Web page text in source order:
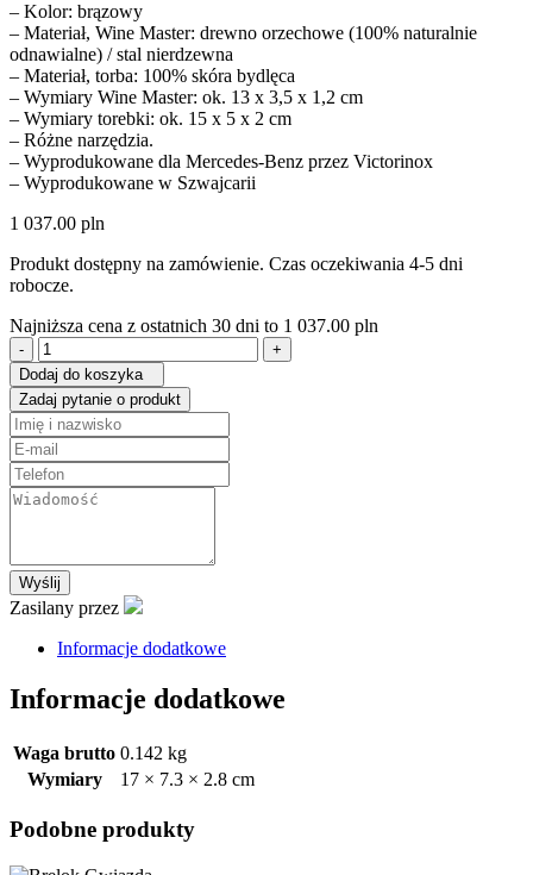
– Kolor: brązowy
– Materiał, Wine Master: drewno orzechowe (100% naturalnie
odnawialne) / stal nierdzewna
– Materiał, torba: 100% skóra bydlęca
– Wymiary Wine Master: ok. 13 x 3,5 x 1,2 cm
– Wymiary torebki: ok. 15 x 5 x 2 cm
– Różne narzędzia.
– Wyprodukowane dla Mercedes-Benz przez Victorinox
– Wyprodukowane w Szwajcarii
1 037.00 pln
Produkt dostępny na zamówienie. Czas oczekiwania 4-5 dni
robocze.
Najniższa cena z ostatnich 30 dni to 1 037.00 pln
ilość
Trybuszon
-
Wine
Master
Dodaj do koszyka
Zadaj pytanie o produkt
Wyślij
Zasilany przez
Informacje dodatkowe
Informacje dodatkowe
Waga brutto 0.142 kg
Wymiary
17 × 7.3 × 2.8 cm
Podobne produkty